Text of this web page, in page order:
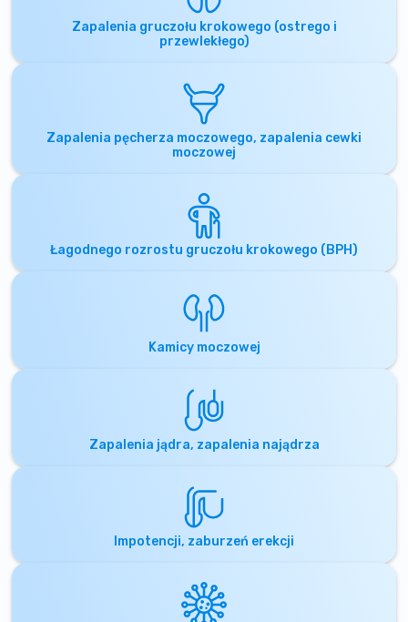
Zapalenia gruczołu krokowego (ostrego i
przewlekłego)
Zapalenia pęcherza moczowego, zapalenia cewki
moczowej
Łagodnego rozrostu gruczołu krokowego (BPH)
Kamicy moczowej
Zapalenia jądra, zapalenia najądrza
Impotencji, zaburzeń erekcji